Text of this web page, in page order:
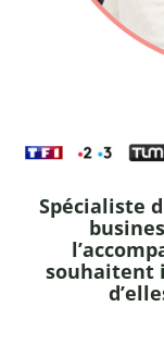
Spécialiste
souhaitent